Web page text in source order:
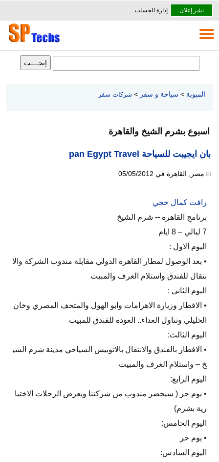
نشر إعلان إدارة الحساب
المبوبة > سياحة و سفر > شركات سفر
اسبوع بشرم الشيخ والقاهرة
بان ايجيبت للسياحة pan Egypt Travel
مصر القاهرة في 05/05/2012
رافت كمال حجي
برنامج القاهرة -- شرم الشيخ
7 ليالي – 8 ايام
اليوم الاول :
• بعد الوصول لمطار القاهرة الدولي مقابلة مندوب الشركة والا
نتقال للفندق واستلام الغرف والمبيت
اليوم الثاني :
• الافطار وزيارة الاهرامات وابو الهول والمتحف المصري وخان
الخليلي وتناول الغداء.. العودة للفندق للمبيت
اليوم الثالث:
• الافطار بالفندق والانتقال بالاتوبيس السياحي مدينة شرم الشي
خ – واستلام الغرف والمبيت
اليوم الرابع:
• يوم حر ( سيحضر مندوب من شركتنا ويعرض الرحلات الاختيا
رية بشرم)
اليوم الخامس:
• يوم حر
اليوم السادس: